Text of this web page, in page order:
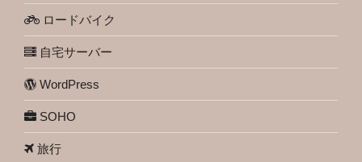
ロードバイク
自宅サーバー
WordPress
SOHO
旅行